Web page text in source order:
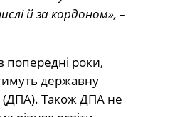
й за кордоном», –
попередні роки,
державну
(ДПА). Також ДПА не